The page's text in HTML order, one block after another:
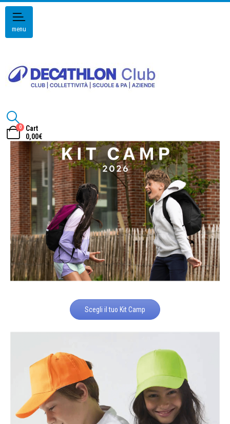
menu
0
Cart
0,00€
Scegli il tuo Kit Camp